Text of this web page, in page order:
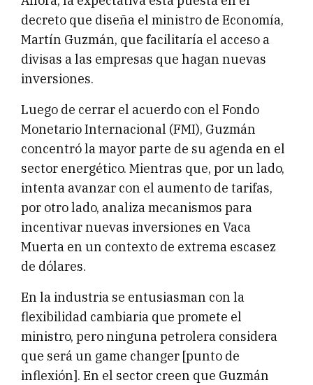
decreto que diseña el ministro de Economía,
Martín Guzmán, que facilitaría el acceso a
divisas a las empresas que hagan nuevas
inversiones.
Luego de cerrar el acuerdo con el Fondo
Monetario Internacional (FMI), Guzmán
concentró la mayor parte de su agenda en el
sector energético. Mientras que, por un lado,
intenta avanzar con el aumento de tarifas,
por otro lado, analiza mecanismos para
incentivar nuevas inversiones en Vaca
Muerta en un contexto de extrema escasez
de dólares.
En la industria se entusiasman con la
flexibilidad cambiaria que promete el
ministro, pero ninguna petrolera considera
que será un game changer [punto de
inflexión]. En el sector creen que Guzmán